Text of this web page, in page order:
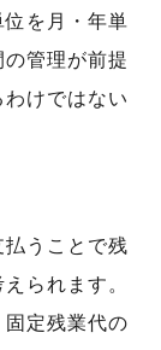
を月・年単
管理が前提
けではない
うことで残
られます。
定残業代の